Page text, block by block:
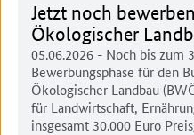
Jetzt noch
Ökologischer
05.06.2026 - Noch bis zum
Bewerbungsphase für den
Ökologischer Landbau
für Landwirtschaft,
insgesamt 30.000 Euro